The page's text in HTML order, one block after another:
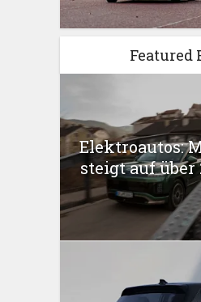
Featured
Elektroautos:
steigt auf über